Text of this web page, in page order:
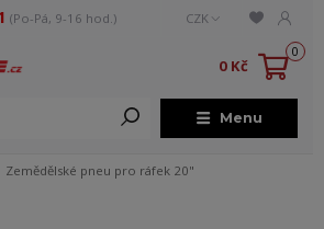
Menu
CZK
(Po-Pá, 9-16 hod.)
0
0 Kč
Zemědělské pneu pro ráfek 20"